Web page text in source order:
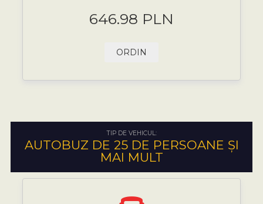
646.98 PLN
ORDIN
TIP DE VEHICUL:
AUTOBUZ DE 25 DE PERSOANE ȘI
MAI MULT